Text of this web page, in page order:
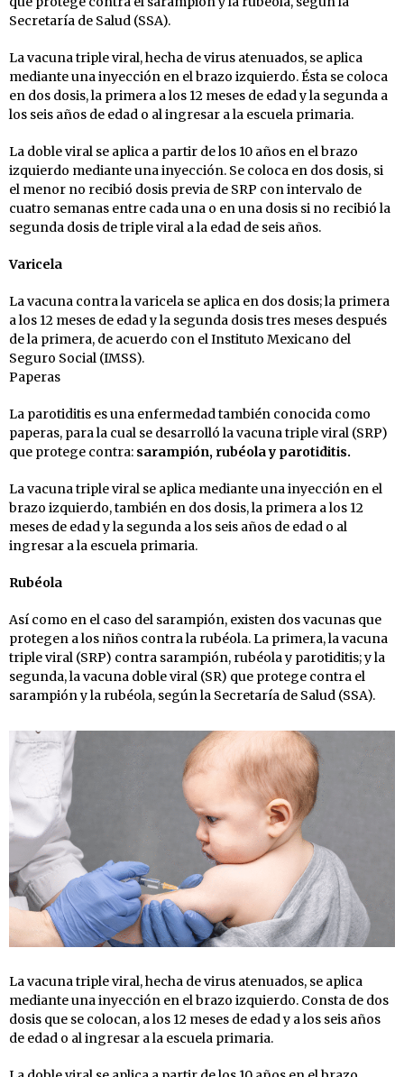
Secretaría de Salud (SSA).
La vacuna triple viral, hecha de virus atenuados, se aplica
mediante una inyección en el brazo izquierdo. Ésta se coloca
en dos dosis, la primera a los 12 meses de edad y la segunda a
los seis años de edad o al ingresar a la escuela primaria.
La doble viral se aplica a partir de los 10 años en el brazo
izquierdo mediante una inyección. Se coloca en dos dosis, si
el menor no recibió dosis previa de SRP con intervalo de
cuatro semanas entre cada una o en una dosis si no recibió la
segunda dosis de triple viral a la edad de seis años.
Varicela
La vacuna contra la varicela se aplica en dos dosis; la primera
a los 12 meses de edad y la segunda dosis tres meses después
de la primera, de acuerdo con el Instituto Mexicano del
Seguro Social (IMSS).
Paperas
La parotiditis es una enfermedad también conocida como
paperas, para la cual se desarrolló la vacuna triple viral (SRP)
que protege contra: sarampión, rubéola y parotiditis.
La vacuna triple viral se aplica mediante una inyección en el
brazo izquierdo, también en dos dosis, la primera a los 12
meses de edad y la segunda a los seis años de edad o al
ingresar a la escuela primaria.
Rubéola
Así como en el caso del sarampión, existen dos vacunas que
protegen a los niños contra la rubéola. La primera, la vacuna
triple viral (SRP) contra sarampión, rubéola y parotiditis; y la
segunda, la vacuna doble viral (SR) que protege contra el
sarampión y la rubéola, según la Secretaría de Salud (SSA).
La vacuna triple viral, hecha de virus atenuados, se aplica
mediante una inyección en el brazo izquierdo. Consta de dos
dosis que se colocan, a los 12 meses de edad y a los seis años
de edad o al ingresar a la escuela primaria.